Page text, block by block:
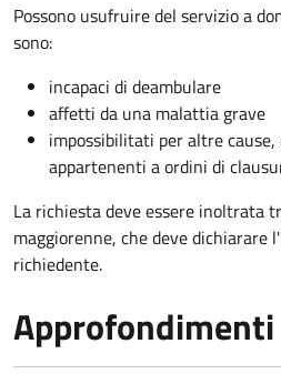
Possono usufruire del servizio a
sono:
incapaci di deambulare
affetti da una malattia grave
impossibilitati per altre
appartenenti a ordini di
La richiesta deve essere inoltrata
maggiorenne, che deve dichiarare
richiedente.
Approfondimenti